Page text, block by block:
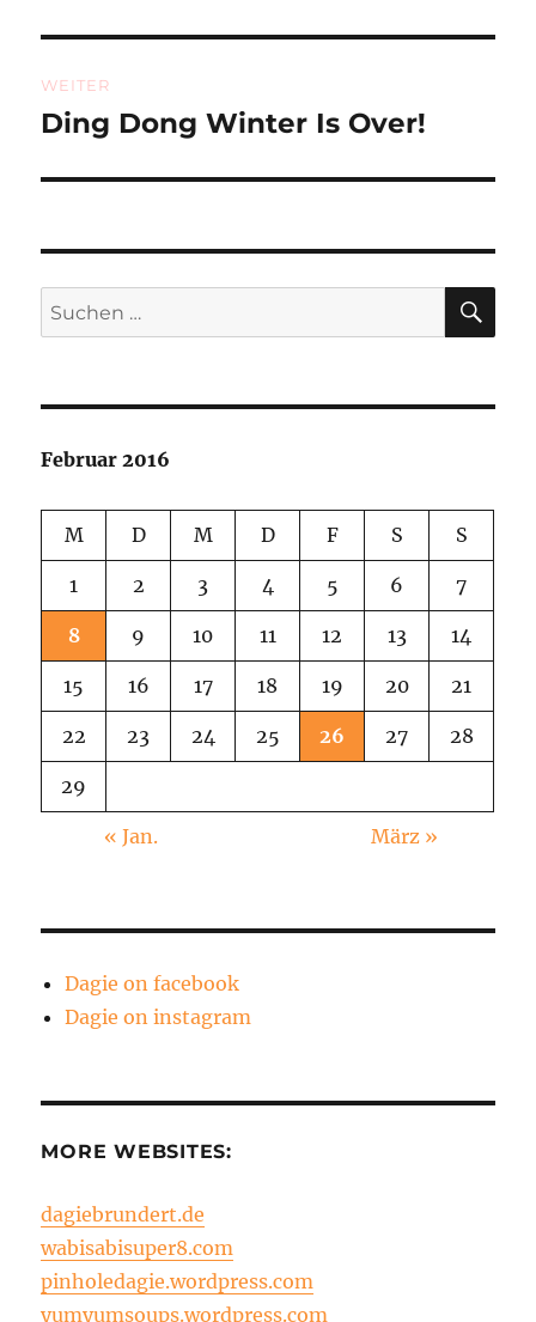
WEITER
Nächster
Ding Dong Winter Is Over!
Suchen
nach:
Februar 2016
M D M D F S S
1 2 3 4 5 6 7
8 9 10 11 12 13 14
15 16 17 18 19 20 21
22 23 24 25 26 27 28
29
« Jan. März »
Dagie on facebook
Dagie on instagram
MORE WEBSITES:
dagiebrundert.de
wabisabisuper8.com
pinholedagie.wordpress.com
yumyumsoups.wordpress.com